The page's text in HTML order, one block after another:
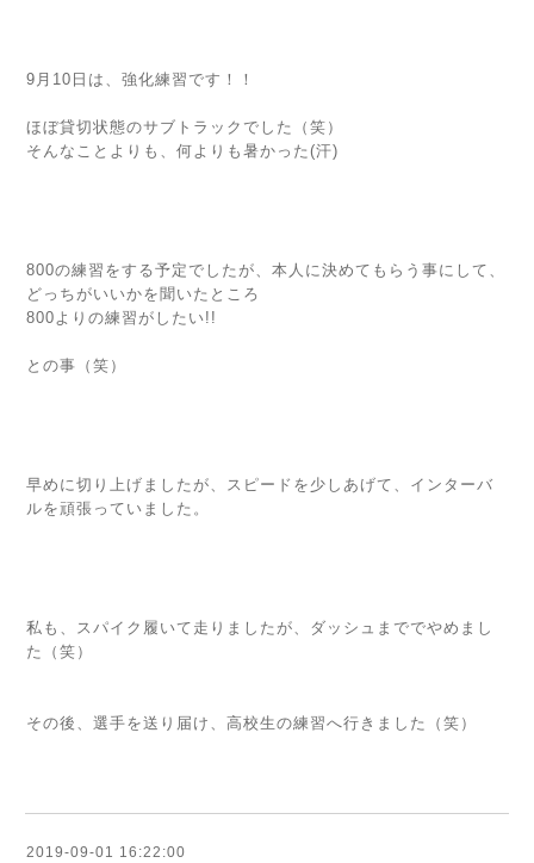
9月10日は、強化練習です！！
ほぼ貸切状態のサブトラックでした（笑）
そんなことよりも、何よりも暑かった(汗)
800の練習をする予定でしたが、本人に決めてもらう事にして、
どっちがいいかを聞いたところ
800よりの練習がしたい!!
との事（笑）
早めに切り上げましたが、スピードを少しあげて、インターバ
ルを頑張っていました。
私も、スパイク履いて走りましたが、ダッシュまででやめまし
た（笑）
その後、選手を送り届け、高校生の練習へ行きました（笑）
2019-09-01 16:22:00